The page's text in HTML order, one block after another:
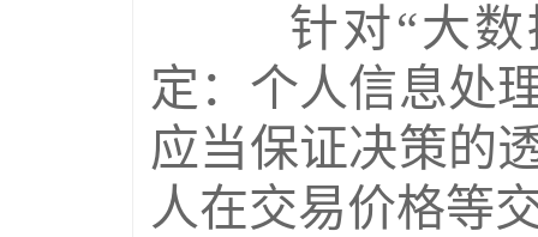
针对“大数
定：个人信息处
应当保证决策的
人在交易价格等